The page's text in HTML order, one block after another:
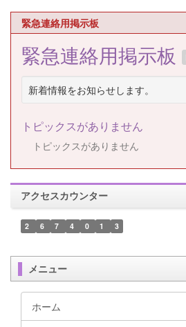
緊急連絡用掲示板
緊急連絡用掲示板
新着情報をお知らせします。
トピックスがありません
トピックスがありません
アクセスカウンター
2 6 7 4 0 1 3
メニュー
ホーム